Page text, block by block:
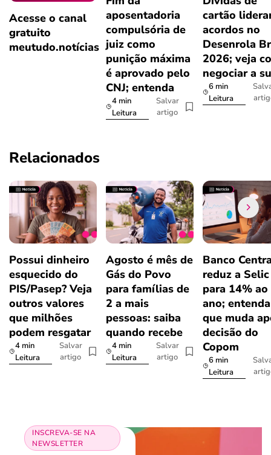
Acesse o canal
gratuito
meutudo.notícias
aposentadoria
compulsória de
juiz como
punição máxima
é aprovado pelo
CNJ; entenda
4 min
Leitura
Salvar
artigo
cartão
acordos no
Desenrola
2026; veja
negociar a
6 min
Leitura
Relacionados
Possui dinheiro
esquecido do
PIS/Pasep? Veja
outros valores
que milhões
podem resgatar
4 min
Leitura
Salvar
artigo
Agosto é mês de
Gás do Povo
para famílias de
2 a mais
pessoas: saiba
quando recebe
4 min
Leitura
Salvar
artigo
Banco
reduz a Selic
para 14% ao
ano;
que muda
decisão do
Copom
6 min
Leitura
INSCREVA-SE NA
NEWSLETTER